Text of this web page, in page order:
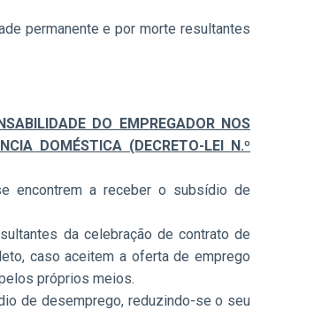
permanente e por morte resultantes
DO EMPREGADOR NOS
DOMÉSTICA (DECRETO-LEI N.º
encontrem a receber o subsídio de
da celebração de contrato de
caso aceitem a oferta de emprego
próprios meios.
de desemprego, reduzindo-se o seu